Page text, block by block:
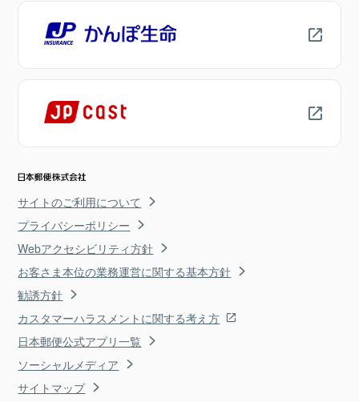
サイトのご利用について
プライバシーポリシー
Webアクセシビリティ方針
お客さま本位の業務運営に関する基本方針
勧誘方針
カスタマーハラスメントに関する考え方
日本郵便公式アプリ一覧
ソーシャルメディア
サイトマップ